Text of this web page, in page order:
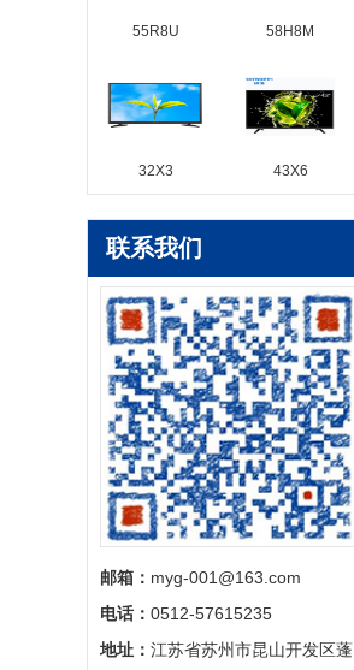
55R8U 58H8M
32X3 43X6
联系我们
邮箱： myg-001@163.com‬
电话： 0512-57615235
地址： 江苏省苏州市昆山开发区蓬